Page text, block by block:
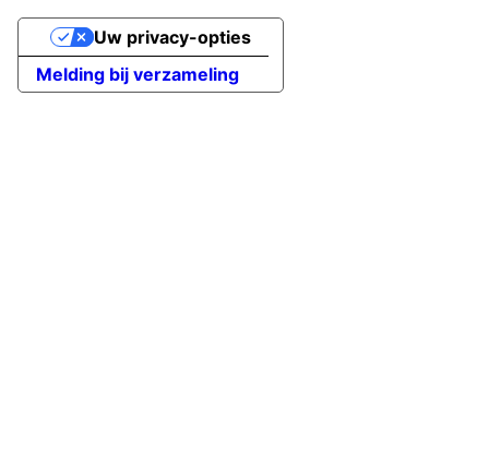
Melding bij verzameling
Uw privacy-opties